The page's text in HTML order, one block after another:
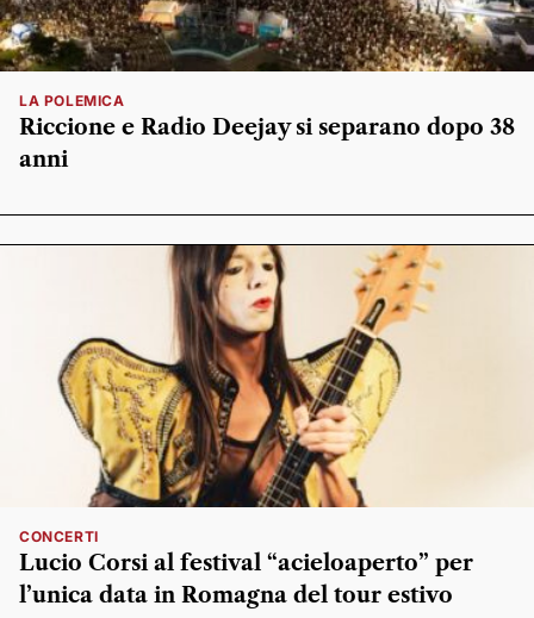
LA POLEMICA
Riccione e Radio Deejay si separano dopo 38
anni
CONCERTI
Lucio Corsi al festival “acieloaperto” per
l’unica data in Romagna del tour estivo